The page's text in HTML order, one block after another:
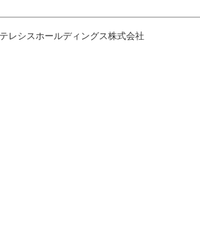
レシスホールディングス株式会社